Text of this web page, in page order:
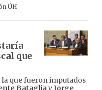
ÚH
que
que fueron imputados
BatagliayJorge